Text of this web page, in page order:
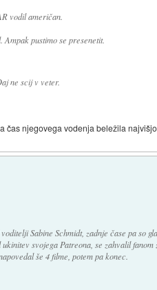
vodil američan.
Ampak pustimo se presenetit.
ne scij v veter.
čas njegovega vodenja beležila
Sabine Schmidt, zadnje čase pa so
svojega Patreona, se zahvalil fanom
še 4 filme, potem pa konec.